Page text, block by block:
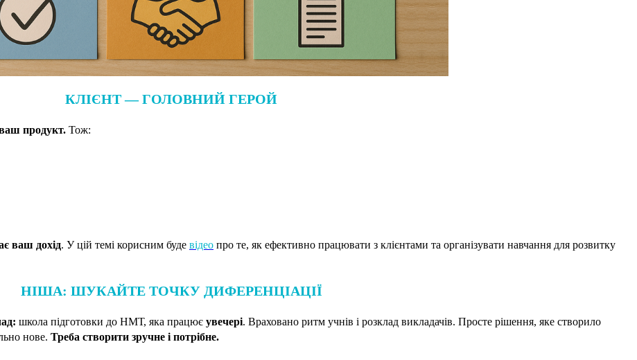
КЛІЄНТ — ГОЛОВНИЙ ГЕРОЙ
продукт. Тож:
ваш дохід. У цій темі корисним буде відео про те, як ефективно працювати з клієнтами та організувати навчання для розвитку
НІША: ШУКАЙТЕ ТОЧКУ ДИФЕРЕНЦІАЦІЇ
школа підготовки до НМТ, яка працює увечері. Враховано ритм учнів і розклад викладачів. Просте рішення, яке створило
нове. Треба створити зручне і потрібне.